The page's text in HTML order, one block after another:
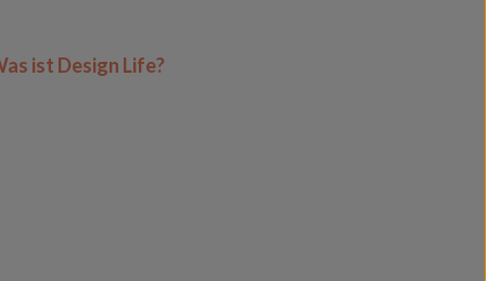
ist Design Life?